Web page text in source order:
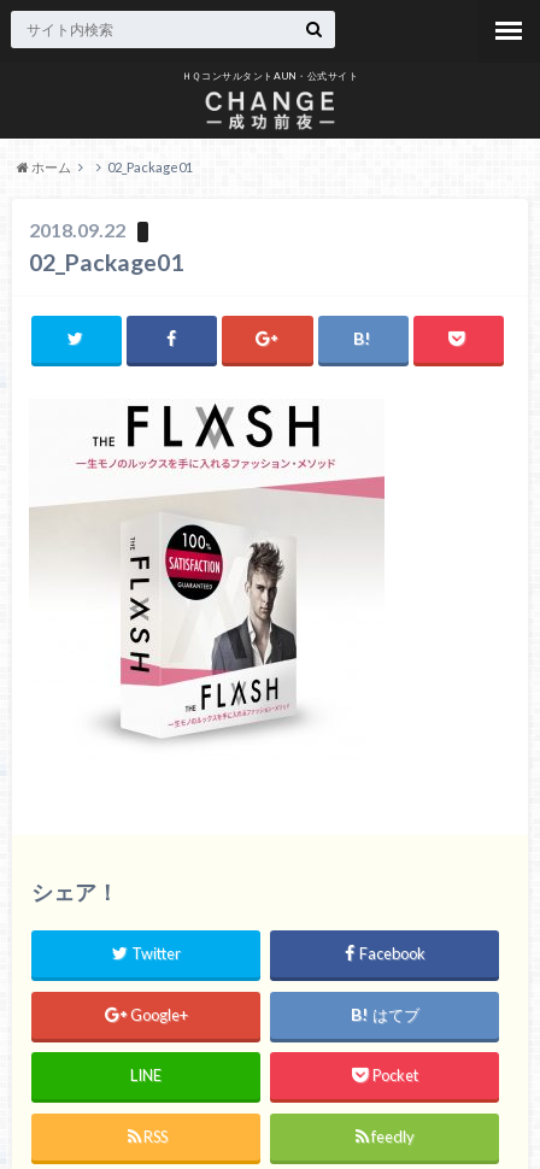
ＨＱコンサルタントAUN・公式サイト
ホーム 02_Package01
2018.09.22
02_Package01
シェア！
Twitter Facebook
Google+ はてブ
LINE Pocket
RSS feedly